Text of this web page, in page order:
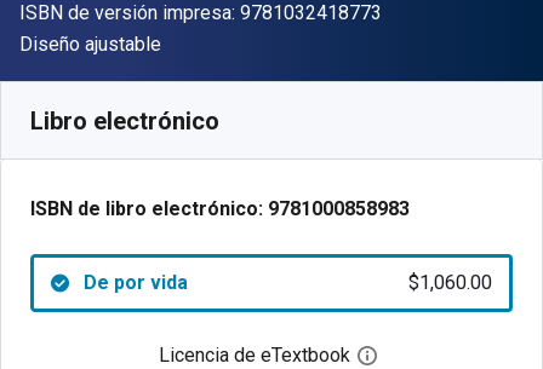
ISBN de versión impresa: 9781032418773
Formato
Diseño ajustable
Libro electrónico
ISBN de libro electrónico: 9781000858983
De por vida $1,060.00
Licencia de eTextbook Abre el cuadro de